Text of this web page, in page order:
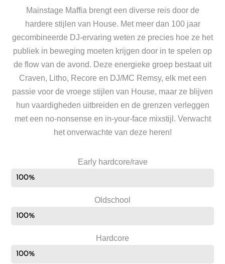
Mainstage Maffia brengt een diverse reis door de
hardere stijlen van House. Met meer dan 100 jaar
gecombineerde DJ-ervaring weten ze precies hoe ze het
publiek in beweging moeten krijgen door in te spelen op
de flow van de avond. Deze energieke groep bestaat uit
Craven, Litho, Recore en DJ/MC Remsy, elk met een
passie voor de vroege stijlen van House, maar ze blijven
hun vaardigheden uitbreiden en de grenzen verleggen
met een no-nonsense en in-your-face mixstijl. Verwacht
het onverwachte van deze heren!
Early hardcore/rave
100%
Oldschool
100%
Hardcore
100%